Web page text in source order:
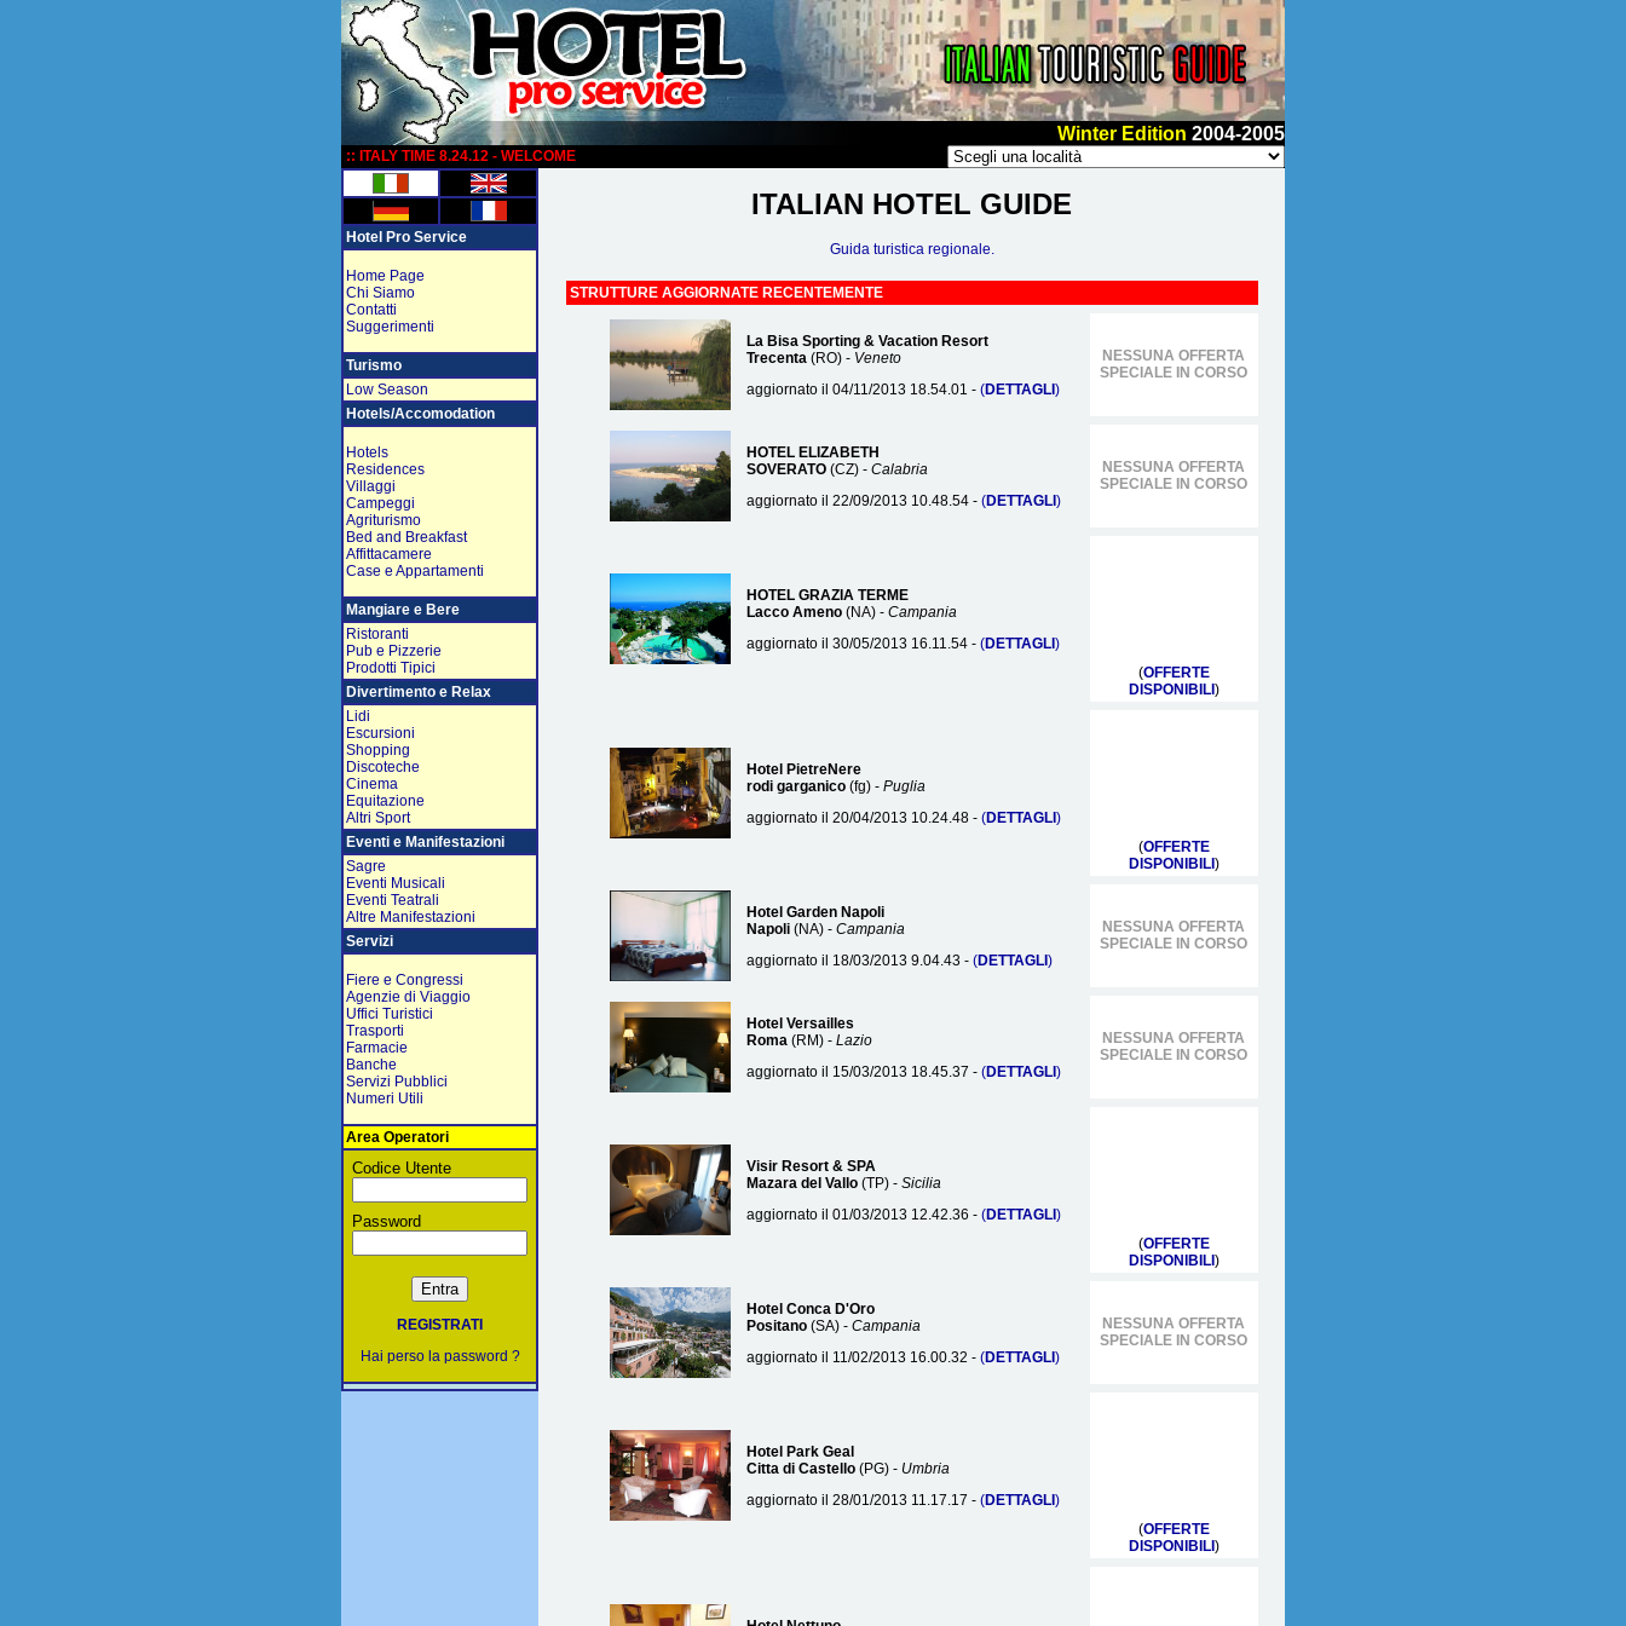
Winter Edition 2004-2005
:: ITALY TIME 8.24.12 - WELCOME
Hotel Pro Service
Home Page
Chi Siamo
Contatti
Suggerimenti
Turismo
Low Season
Hotels/Accomodation
Hotels
Residences
Villaggi
Campeggi
Agriturismo
Bed and Breakfast
Affittacamere
Case e Appartamenti
Mangiare e Bere
Ristoranti
Pub e Pizzerie
Prodotti Tipici
Divertimento e Relax
Lidi
Escursioni
Shopping
Discoteche
Cinema
Equitazione
Altri Sport
Eventi e Manifestazioni
Sagre
Eventi Musicali
Eventi Teatrali
Altre Manifestazioni
Servizi
Fiere e Congressi
Agenzie di Viaggio
Uffici Turistici
Trasporti
Farmacie
Banche
Servizi Pubblici
Numeri Utili
Area Operatori
Codice Utente
Password
REGISTRATI
Hai perso la password ?
ITALIAN HOTEL GUIDE
Guida turistica regionale.
STRUTTURE AGGIORNATE RECENTEMENTE
La Bisa Sporting & Vacation Resort
Trecenta(RO) - Veneto
aggiornato il 04/11/2013 18.54.01 - (DETTAGLI )
NESSUNA OFFERTA
SPECIALE IN CORSO
HOTEL ELIZABETH
SOVERATO(CZ) - Calabria
aggiornato il 22/09/2013 10.48.54 - (DETTAGLI )
NESSUNA OFFERTA
SPECIALE IN CORSO
HOTEL GRAZIA TERME
Lacco Ameno (NA) - Campania
aggiornato il 30/05/2013 16.11.54 - (DETTAGLI )
(OFFERTE
DISPONIBILI )
Hotel PietreNere
rodi garganico(fg) - Puglia
aggiornato il 20/04/2013 10.24.48 - (DETTAGLI )
(OFFERTE
DISPONIBILI )
Hotel Garden Napoli
Napoli(NA) - Campania
aggiornato il 18/03/2013 9.04.43 - (DETTAGLI )
NESSUNA OFFERTA
SPECIALE IN CORSO
Hotel Versailles
Roma(RM) - Lazio
aggiornato il 15/03/2013 18.45.37 - (DETTAGLI )
NESSUNA OFFERTA
SPECIALE IN CORSO
Visir Resort & SPA
Mazara del Vallo(TP) - Sicilia
aggiornato il 01/03/2013 12.42.36 - (DETTAGLI )
(OFFERTE
DISPONIBILI )
Hotel Conca D'Oro
Positano(SA) - Campania
aggiornato il 11/02/2013 16.00.32 - (DETTAGLI )
NESSUNA OFFERTA
SPECIALE IN CORSO
Hotel Park Geal
Citta di Castello(PG) - Umbria
aggiornato il 28/01/2013 11.17.17 - (DETTAGLI )
(OFFERTE
DISPONIBILI )